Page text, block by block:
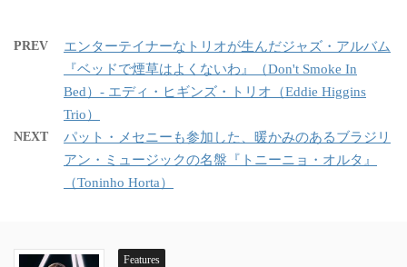
PREV
エンターテイナーなトリオが生んだジャズ・アルバム
『ベッドで煙草はよくないわ』（Don't Smoke In
Bed）- エディ・ヒギンズ・トリオ（Eddie Higgins
Trio）
NEXT
パット・メセニーも参加した、暖かみのあるブラジリ
アン・ミュージックの名盤『トニーニョ・オルタ』
（Toninho Horta）
Features